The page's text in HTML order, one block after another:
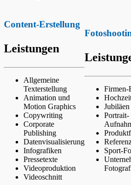
Content-Erstellung
Leistungen
Allgemeine
Texterstellung
Animation und
Motion Graphics
Copywriting
Corporate
Publishing
Datenvisualisierung
Infografiken
Pressetexte
Videoproduktion
Videoschnitt
Firmen-
Jubiläen
Portrait-
Sport-